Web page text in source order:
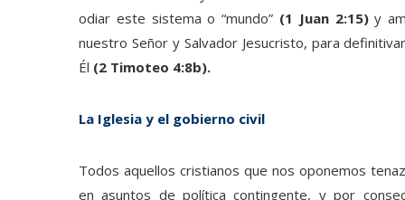
odiar este sistema o “mundo” (1 Juan 2:15)y
nuestro Señor y Salvador Jesucristo, para
Él (2 Timoteo 4:8b).
La Iglesia y el gobierno civil
Todos aquellos cristianos que nos oponemos
en asuntos de política contingente, y por